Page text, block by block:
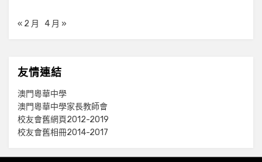
« 2 月 4 月 »
友情連結
澳門粵華中學
澳門粵華中學家長教師會
校友會舊網頁2012-2019
校友會舊相冊2014-2017